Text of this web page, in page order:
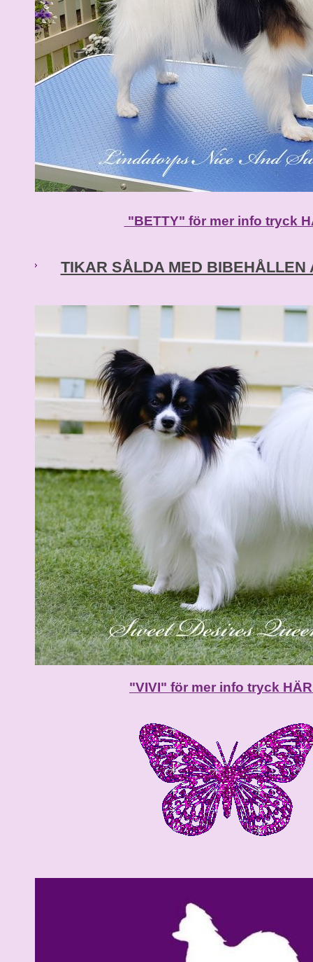
"BETTY" för mer info tryck
TIKAR SÅLDA MED BIBEHÅLLEN
"VIVI" för mer info tryck